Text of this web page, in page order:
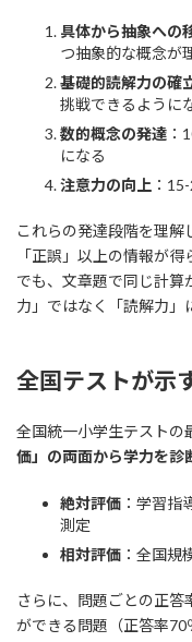
具体から抽象への
つ抽象的な概念が
基礎的読解力の確
挑戦できるように
数的概念の発達 ：
になる
注意力の向上 ：
これらの発達段階を理解
「正誤」以上の情報が
でも、文章題で同じ計算
力」ではなく「読解力」
全国テストが示
全国統一小学生テストの
価」の両面から学力を診
絶対評価 ：学習指
測定
相対評価 ：全国規
さらに、問題ごとの正答
ができる問題（正答率